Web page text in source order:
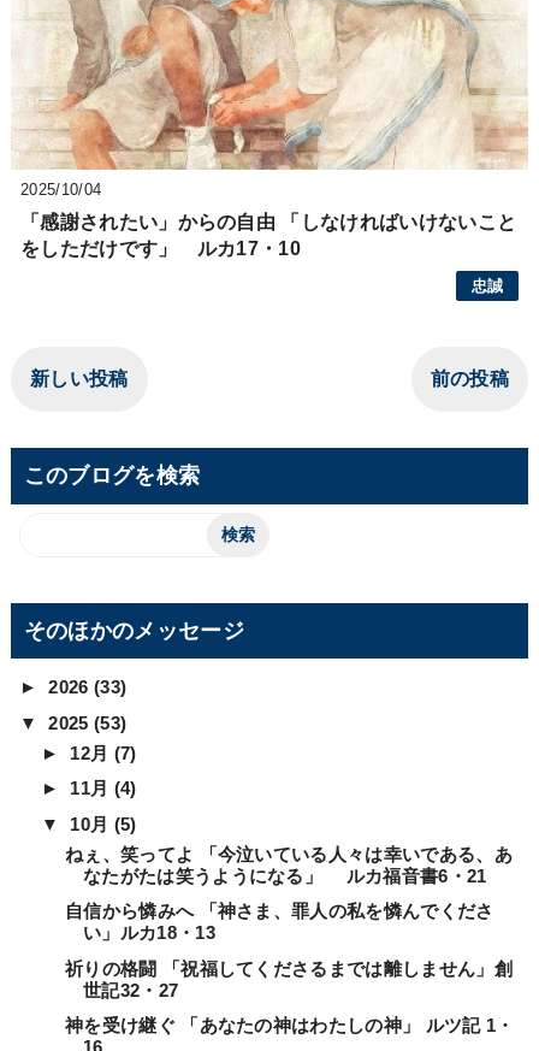
2025/10/04
「感謝されたい」からの自由 「しなければいけないこと
をしただけです」 ルカ17・10
忠誠
新しい投稿 前の投稿
このブログを検索
そのほかのメッセージ
►2026(33)
▼2025(53)
► 12月 (7)
► 11月 (4)
▼ 10月 (5)
ねぇ、笑ってよ 「今泣いている人々は幸いである、あ
なたがたは笑うようになる」 ルカ福音書6・21
自信から憐みへ 「神さま、罪人の私を憐んでくださ
い」ルカ18・13
祈りの格闘 「祝福してくださるまでは離しません」創
世記32・27
神を受け継ぐ 「あなたの神はわたしの神」 ルツ記 1・
16